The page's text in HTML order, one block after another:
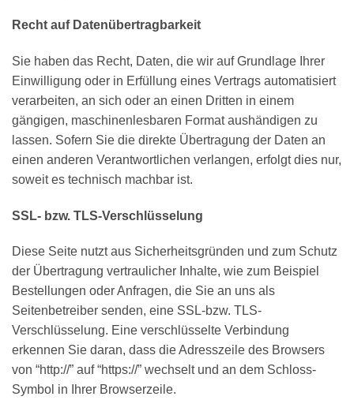
Recht auf Datenübertragbarkeit
Sie haben das Recht, Daten, die wir auf Grundlage Ihrer
Einwilligung oder in Erfüllung eines Vertrags automatisiert
verarbeiten, an sich oder an einen Dritten in einem
gängigen, maschinenlesbaren Format aushändigen zu
lassen. Sofern Sie die direkte Übertragung der Daten an
einen anderen Verantwortlichen verlangen, erfolgt dies nur,
soweit es technisch machbar ist.
SSL- bzw. TLS-Verschlüsselung
Diese Seite nutzt aus Sicherheitsgründen und zum Schutz
der Übertragung vertraulicher Inhalte, wie zum Beispiel
Bestellungen oder Anfragen, die Sie an uns als
Seitenbetreiber senden, eine SSL-bzw. TLS-
Verschlüsselung. Eine verschlüsselte Verbindung
erkennen Sie daran, dass die Adresszeile des Browsers
von “http://” auf “https://” wechselt und an dem Schloss-
Symbol in Ihrer Browserzeile.